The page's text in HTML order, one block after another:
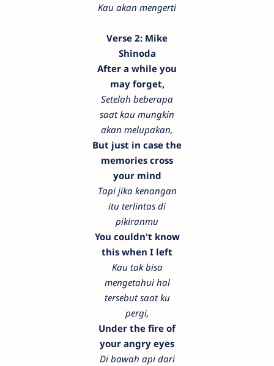
Kau akan mengerti
Verse 2: Mike
Shinoda
After a while you
may forget,
Setelah beberapa
saat kau mungkin
akan melupakan,
But just in case the
memories cross
your mind
Tapi jika kenangan
itu terlintas di
pikiranmu
You couldn't know
this when I left
Kau tak bisa
mengetahui hal
tersebut saat ku
pergi,
Under the fire of
your angry eyes
Di bawah api dari